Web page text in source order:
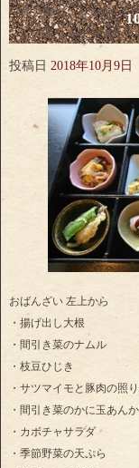
投稿日 2018年10月9日
おばんざい 左上から
・揚げ出し大根
・間引き菜のナムル
・枝豆ひじき
・サツマイモと豚肉の照
・間引き菜のかに玉あん
・カボチャサラダ
・季節野菜の天ぷら